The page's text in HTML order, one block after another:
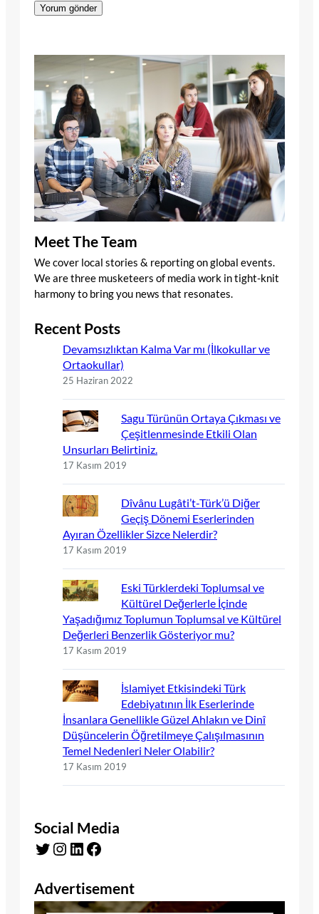
Meet The Team
We cover local stories & reporting on global events.
We are three musketeers of media work in tight-knit
harmony to bring you news that resonates.
Recent Posts
Devamsızlıktan Kalma Var mı (İlkokullar ve
Ortaokullar)
25 Haziran 2022
Sagu Türünün Ortaya Çıkması ve
Çeşitlenmesinde Etkili Olan
Unsurları Belirtiniz.
17 Kasım 2019
Dîvânu Lugâti’t-Türk’ü Diğer
Geçiş Dönemi Eserlerinden
Ayıran Özellikler Sizce Nelerdir?
17 Kasım 2019
Eski Türklerdeki Toplumsal ve
Kültürel Değerlerle İçinde
Yaşadığımız Toplumun Toplumsal ve Kültürel
Değerleri Benzerlik Gösteriyor mu?
17 Kasım 2019
İslamiyet Etkisindeki Türk
Edebiyatının İlk Eserlerinde
İnsanlara Genellikle Güzel Ahlakın ve Dinî
Düşüncelerin Öğretilmeye Çalışılmasının
Temel Nedenleri Neler Olabilir?
17 Kasım 2019
Social Media
Twitter Instagram LinkedIn Facebook
Advertisement